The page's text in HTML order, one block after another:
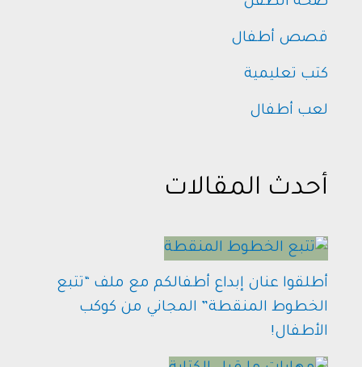
قصص أطفال
كتب تعليمية
لعب أطفال
أحدث المقالات
أطلقوا عنان إبداع أطفالكم مع ملف “تتبع
الخطوط المنقطة” المجاني من كوكب
الأطفال!